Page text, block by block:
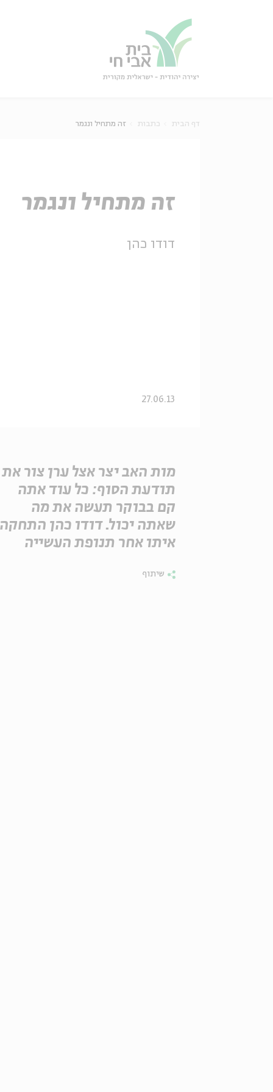
דף הבית כתבות זה מתחיל ונגמר
זה מתחיל ונגמר
דודו כהן
27.06.13
מות האב יצר אצל ערן צור את
תודעת הסוף: כל עוד אתה
קם בבוקר תעשה את מה
שאתה יכול. דודו כהן התחקה
איתו אחר תנופת העשייה
שיתוף